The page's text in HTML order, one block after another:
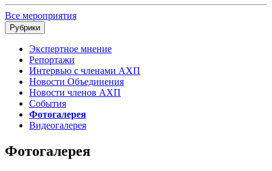
Все мероприятия
Рубрики
Экспертное мнение
Репортажи
Интервью с членами АХП
Новости Объединения
Новости членов АХП
События
Фотогалерея
Видеогалерея
Фотогалерея